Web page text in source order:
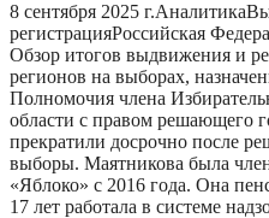
8 сентября 2025 г.Аналитика
регистрацияРоссийская
Обзор итогов выдвижения и
регионов на выборах,
Полномочия члена
области с правом решающего
прекратили досрочно после
выборы. Маятникова была
«Яблоко» с 2016 года. Она
17 лет работала в системе